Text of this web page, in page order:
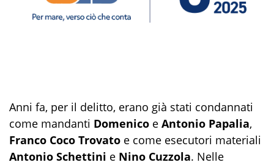
Anni fa, per il delitto, erano già stati condannati
come mandanti Domenico e Antonio Papalia,
Franco Coco Trovato e come esecutori materiali
Antonio Schettini e Nino Cuzzola. Nelle